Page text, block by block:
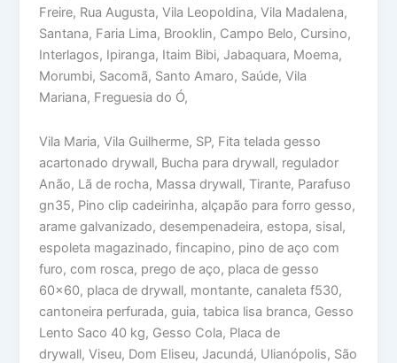
Freire, Rua Augusta, Vila Leopoldina, Vila Madalena,
Santana, Faria Lima, Brooklin, Campo Belo, Cursino,
Interlagos, Ipiranga, Itaim Bibi, Jabaquara, Moema,
Morumbi, Sacomã, Santo Amaro, Saúde, Vila
Mariana, Freguesia do Ó,
Vila Maria, Vila Guilherme, SP, Fita telada gesso
acartonado drywall, Bucha para drywall, regulador
Anão, Lã de rocha, Massa drywall, Tirante, Parafuso
gn35, Pino clip cadeirinha, alçapão para forro gesso,
arame galvanizado, desempenadeira, estopa, sisal,
espoleta magazinado, fincapino, pino de aço com
furo, com rosca, prego de aço, placa de gesso
60×60, placa de drywall, montante, canaleta f530,
cantoneira perfurada, guia, tabica lisa branca, Gesso
Lento Saco 40 kg, Gesso Cola, Placa de
drywall, Viseu, Dom Eliseu, Jacundá, Ulianópolis, São